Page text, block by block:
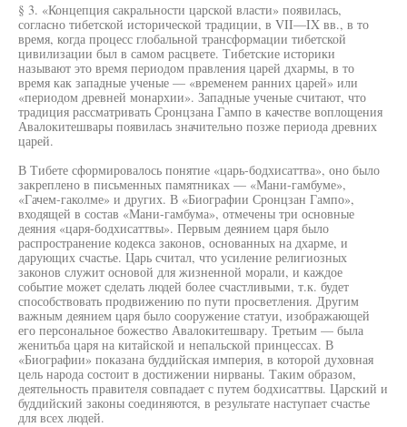
§ 3. «Концепция сакральности царской власти» появилась,
согласно тибетской исторической традиции, в VII—IX вв., в то
время, когда процесс глобальной трансформации тибетской
цивилизации был в самом расцвете. Тибетские историки
называют это время периодом правления царей дхармы, в то
время как западные ученые — «временем ранних царей» или
«периодом древней монархии». Западные ученые считают, что
традиция рассматривать Сронцзана Гампо в качестве воплощения
Авалокитешвары появилась значительно позже периода древних
царей.
В Тибете сформировалось понятие «царь-бодхисаттва», оно было
закреплено в письменных памятниках — «Мани-гамбуме»,
«Гачем-гаколме» и других. В «Биографии Сронцзан Гампо»,
входящей в состав «Мани-гамбума», отмечены три основные
деяния «царя-бодхисаттвы». Первым деянием царя было
распространение кодекса законов, основанных на дхарме, и
дарующих счастье. Царь считал, что усиление религиозных
законов служит основой для жизненной морали, и каждое
событие может сделать людей более счастливыми, т.к. будет
способствовать продвижению по пути просветления. Другим
важным деянием царя было сооружение статуи, изображающей
его персональное божество Авалокитешвару. Третьим — была
женитьба царя на китайской и непальской принцессах. В
«Биографии» показана буддийская империя, в которой духовная
цель народа состоит в достижении нирваны. Таким образом,
деятельность правителя совпадает с путем бодхисаттвы. Царский и
буддийский законы соединяются, в результате наступает счастье
для всех людей.